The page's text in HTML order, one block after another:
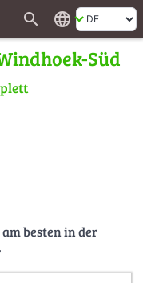
search language
Süd
besten in der